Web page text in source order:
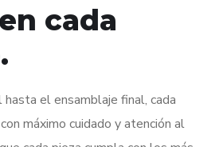
cada
el ensamblaje final, cada
máximo cuidado y atención al